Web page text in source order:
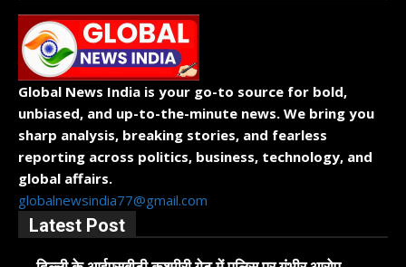
Global News India is your go-to source for bold,
unbiased, and up-to-the-minute news. We bring you
sharp analysis, breaking stories, and fearless
reporting across politics, business, technology, and
global affairs.
globalnewsindia77@gmail.com
Latest Post